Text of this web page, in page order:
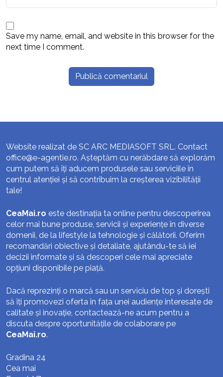
Save my name, email, and website in this browser for the
next time I comment.
Website realizat de SC ARC MEDIASOFT SRL. Contact
office@e-agentie.ro. Așteptăm cu nerăbdare să explorăm
cum putem să îți aducem produsele sau serviciile în
centrul atenției și să contribuim la creșterea vizibilității
tale!
CeaMai.ro este destinația ta online pentru descoperirea
celor mai bune produse, servicii și experiențe în diverse
domenii, de la lifestyle la tehnologie și călătorii. Oferim
recomandări obiective și detaliate, ajutându-te să iei
decizii informate și să descoperi cele mai apreciate
opțiuni disponibile pe piață.
Dacă reprezinți o marcă sau un serviciu de top și dorești
să îți promovezi oferta în fața unei audiențe interesate de
calitate și inovație, contactează-ne acum pentru a
discuta despre oportunitățile de colaborare pe
CeaMai.ro.
Gradina 24
Cea mai